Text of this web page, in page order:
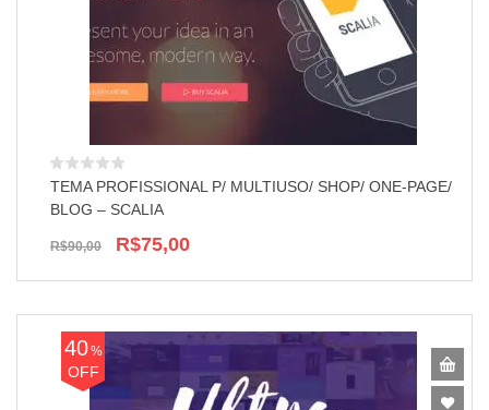
TEMA PROFISSIONAL P/ MULTIUSO/ SHOP/ ONE-PAGE/
BLOG – SCALIA
R$90,00 R$75,00
40%
OFF